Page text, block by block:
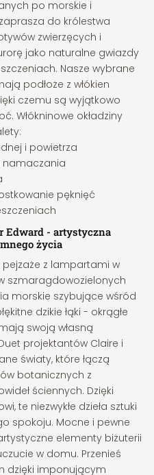
po morskie i
do królestwa
zwierzęcych i
jako naturalne gwiazdy
Nasze wybrane
podłoże z włókien
czemu są wyjątkowo
Włókninowe okładziny
i powietrza
namaczania
pęknięć
Edward - artystyczna
życia
pejzaże z lampartami w
szmaragdowozielonych
morskie szybujące wśród
dzikie łąki - okrągłe
swoją własną
projektantów Claire i
światy, które łączą
botanicznych z
ściennych. Dzięki
te niezwykłe dzieła sztuki
spokoju. Mocne i pewne
elementy biżuterii
w domu. Przenieś
dzięki imponującym